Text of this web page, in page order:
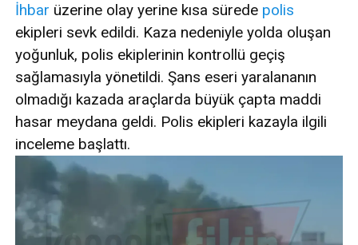
İhbar üzerine olay yerine kısa sürede polis
ekipleri sevk edildi. Kaza nedeniyle yolda oluşan
yoğunluk, polis ekiplerinin kontrollü geçiş
sağlamasıyla yönetildi. Şans eseri yaralananın
olmadığı kazada araçlarda büyük çapta maddi
hasar meydana geldi. Polis ekipleri kazayla ilgili
inceleme başlattı.